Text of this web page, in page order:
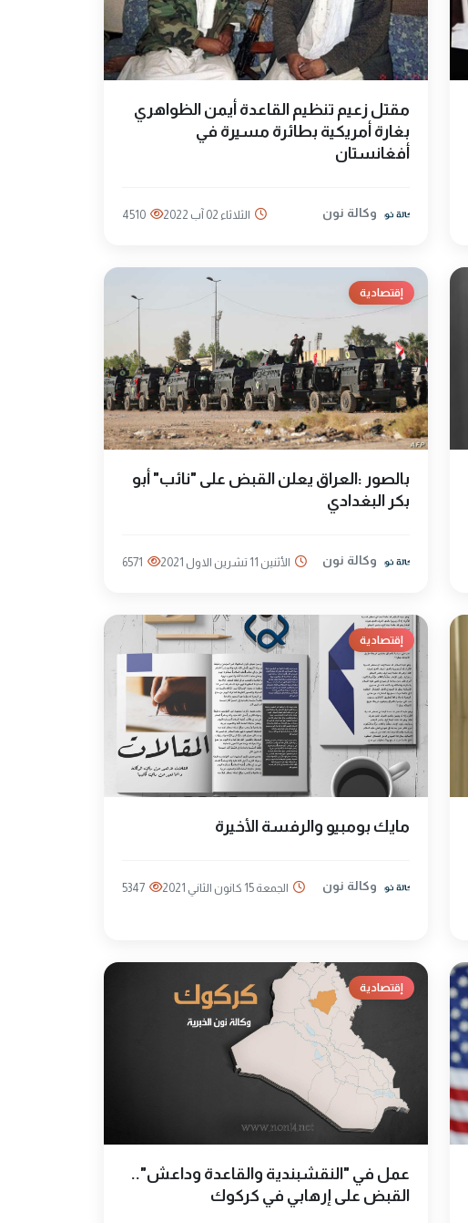
مقتل زعيم تنظيم القاعدة أيمن الظواهري
بغارة أمريكية بطائرة مسيرة في
أفغانستان
وكالة نون الثلاثاء 02 آب 2022 4510
إقتصادية
بالصور :العراق يعلن القبض على "نائب" أبو
بكر البغدادي
وكالة نون الأثنين 11 تشرين الاول 2021 6571
إقتصادية
مايك بومبيو والرفسة الأخيرة
وكالة نون الجمعة 15 كانون الثاني 2021 5347
إقتصادية
عمل في "النقشبندية والقاعدة وداعش"..
القبض على إرهابي في كركوك